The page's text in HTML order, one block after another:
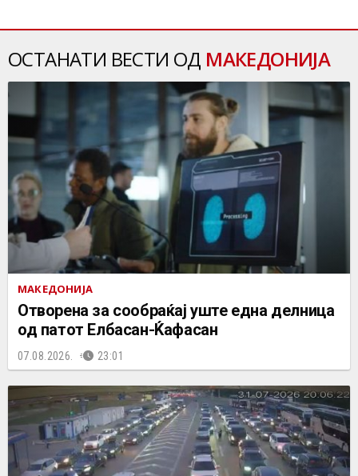
ОСТАНАТИ ВЕСТИ ОД МАКЕДОНИЈА
МАКЕДОНИЈА
Отворена за сообраќај уште една делница
од патот Елбасан-Ќафасан
07.08.2026. 23:01